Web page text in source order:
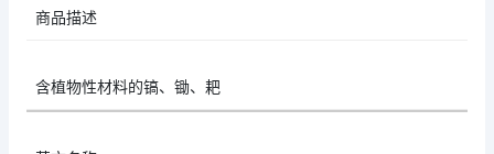
商品描述
含植物性材料的镐、锄、耙